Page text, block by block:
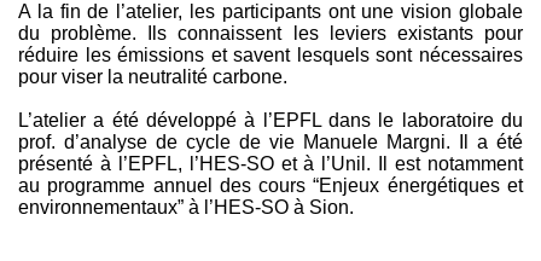
A la fin de l’atelier, les participants ont une vision globale
du problème. Ils connaissent les leviers existants pour
réduire les émissions et savent lesquels sont nécessaires
pour viser la neutralité carbone.
L’atelier a été développé à l’EPFL dans le laboratoire du
prof. d’analyse de cycle de vie Manuele Margni. Il a été
présenté à l’EPFL, l’HES-SO et à l’Unil. Il est notamment
au programme annuel des cours “Enjeux énergétiques et
environnementaux” à l’HES-SO à Sion.